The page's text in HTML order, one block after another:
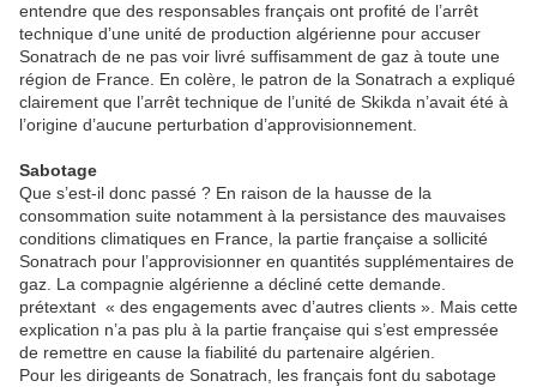
entendre que des responsables français ont profité de l’arrêt
technique d’une unité de production algérienne pour accuser
Sonatrach de ne pas voir livré suffisamment de gaz à toute une
région de France. En colère, le patron de la Sonatrach a expliqué
clairement que l’arrêt technique de l’unité de Skikda n’avait été à
l’origine d’aucune perturbation d’approvisionnement.
Sabotage
Que s’est-il donc passé ? En raison de la hausse de la
consommation suite notamment à la persistance des mauvaises
conditions climatiques en France, la partie française a sollicité
Sonatrach pour l’approvisionner en quantités supplémentaires de
gaz. La compagnie algérienne a décliné cette demande.
prétextant « des engagements avec d’autres clients ». Mais cette
explication n’a pas plu à la partie française qui s’est empressée
de remettre en cause la fiabilité du partenaire algérien.
Pour les dirigeants de Sonatrach, les français font du sabotage